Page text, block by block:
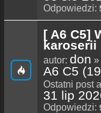
Odpowiedzi:
[ A6 C5]
karoserii
autor: don
A6 C5
Ostatni post
31 lip
Odpowiedzi: